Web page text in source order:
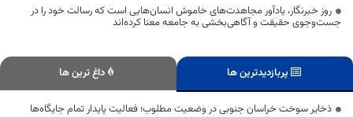
روز خبرنگار، یادآور مجاهدت‌های خاموش انسان‌هایی است که رسالت خود را در
جست‌وجوی حقیقت و آگاهی‌بخشی به جامعه معنا کرده‌اند
پربازدیدترین ها داغ ترین ها
ذخایر سوخت خراسان جنوبی در وضعیت مطلوب؛ فعالیت پایدار تمام جایگاه‌ها